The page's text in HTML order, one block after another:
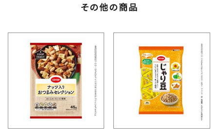
その他の商品